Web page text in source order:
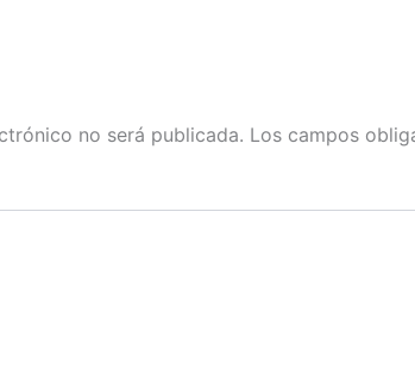
no será publicada. Los campos